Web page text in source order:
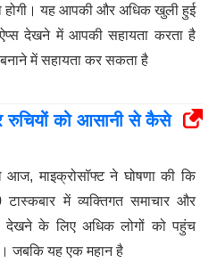
यह आपकी और अधिक खुली हुई
देखने में आपकी सहायता करता है
में सहायता कर सकता है
रुचियों को आसानी से कैसे
माइक्रोसॉफ्ट ने घोषणा की कि
टास्कबार में व्यक्तिगत समाचार और
देखने के लिए अधिक लोगों को पहुंच
जबकि यह एक महान है